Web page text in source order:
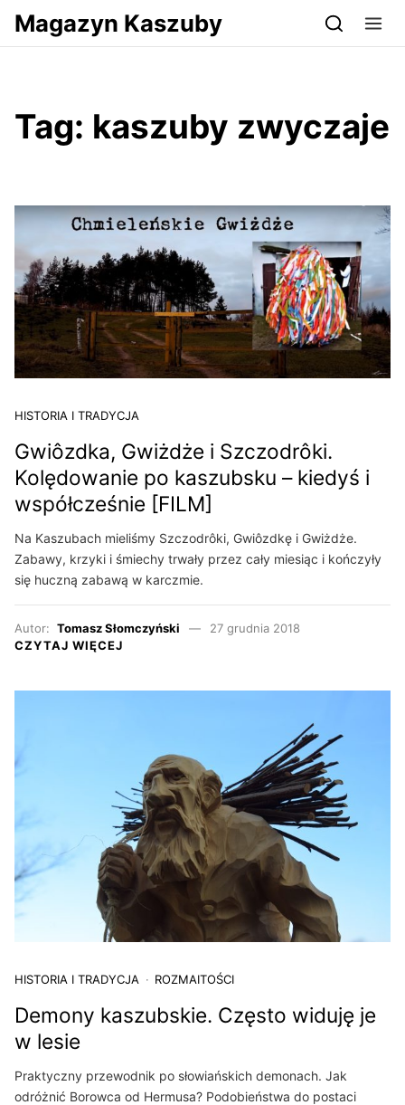
Przejdź do serwisu magazynkaszuby.pl
Magazyn Kaszuby
Tag: kaszuby zwyczaje
HISTORIA I TRADYCJA
Gwiôzdka, Gwiżdże i Szczodrôki.
Kolędowanie po kaszubsku – kiedyś i
współcześnie [FILM]
Na Kaszubach mieliśmy Szczodrôki, Gwiôzdkę i Gwiżdże.
Zabawy, krzyki i śmiechy trwały przez cały miesiąc i kończyły
się huczną zabawą w karczmie.
Autor: Tomasz Słomczyński
27 grudnia 2018
CZYTAJ WIĘCEJ
HISTORIA I TRADYCJA ROZMAITOŚCI
Demony kaszubskie. Często widuję je
w lesie
Praktyczny przewodnik po słowiańskich demonach. Jak
odróżnić Borowca od Hermusa? Podobieństwa do postaci